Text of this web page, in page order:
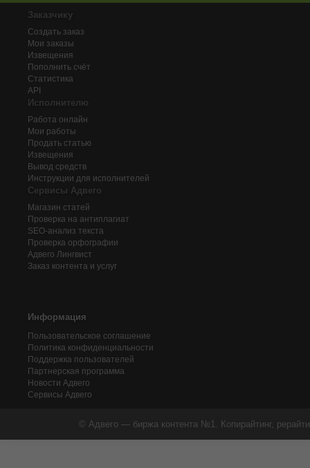
Заказчику
Создать заказ
Мои заказы
Извещения
Пополнить счёт
Статистика
API
Исполнителю
Работа онлайн
Мои работы
Продать статью
Извещения
Вывод средств
Инструкции для исполнителей
Сервисы Адвего
Магазин статей
Проверка на антиплагиат
SEO-анализ текста
Проверка орфографии
Адвего Лингвист
Заказ контента и услуг
Информация
Пользовательское соглашение
Политика конфиденциальности
Поддержка пользователей
Партнерская программа
Новости Адвего
Сервисы Адвего
© Адвего — биржа контента №1. Копирайтинг,